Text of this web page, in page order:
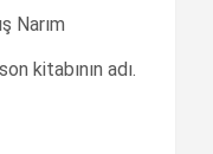
Narım
kitabının adı.